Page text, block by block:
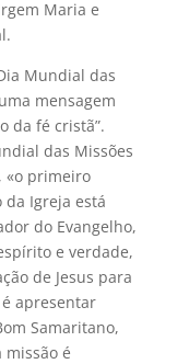
Maria e
Mundial das
mensagem
da fé cristã”.
das Missões
«o primeiro
da Igreja está
do Evangelho,
e verdade,
de Jesus para
apresentar
Samaritano,
missão é